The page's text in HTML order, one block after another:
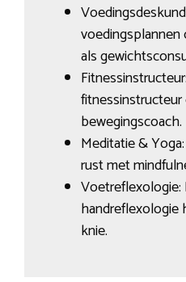
als
fitnessinstructeur
bewegingscoach.
Meditatie &
rust met
Voetreflexologie:
handreflexologie
knie.